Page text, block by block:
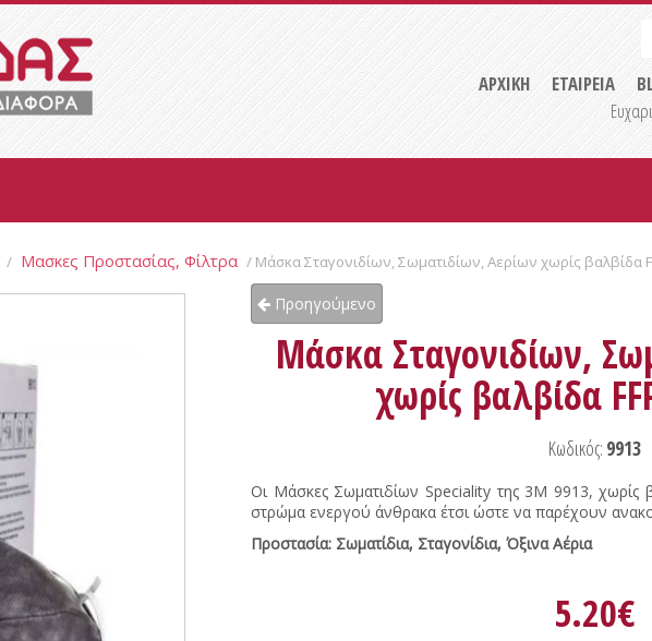
ΕΤΑΙΡΕΙΑ
ΑΡΧΙΚΗ
/ Μασκες Προστασίας, Φίλτρα / Μάσκα Σταγονιδίων, Σωματιδίων, Αερίων χωρίς βαλβίδα
Προηγούμενο
Μάσκα Σταγονιδίων,
χωρίς βαλβίδα
Κωδικός: 9913
Οι Μάσκες Σωματιδίων Speciality της 3Μ 9913, χωρίς
στρώμα ενεργού άνθρακα έτσι ώστε να παρέχουν
Προστασία: Σωματίδια, Σταγονίδια, Όξινα Αέρια
5.20€